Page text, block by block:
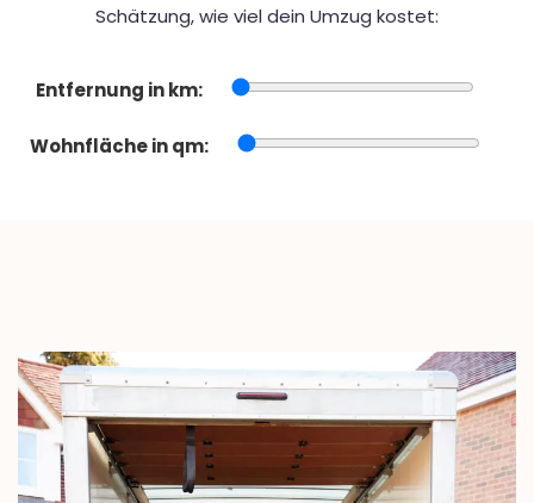
Schätzung, wie viel dein Umzug kostet:
Entfernung in km:
Wohnfläche in qm: